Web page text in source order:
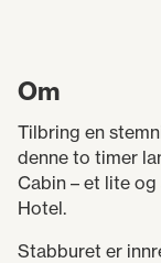
Om
Tilbring en
denne to timer
Cabin – et lite
Hotel.
Stabburet er